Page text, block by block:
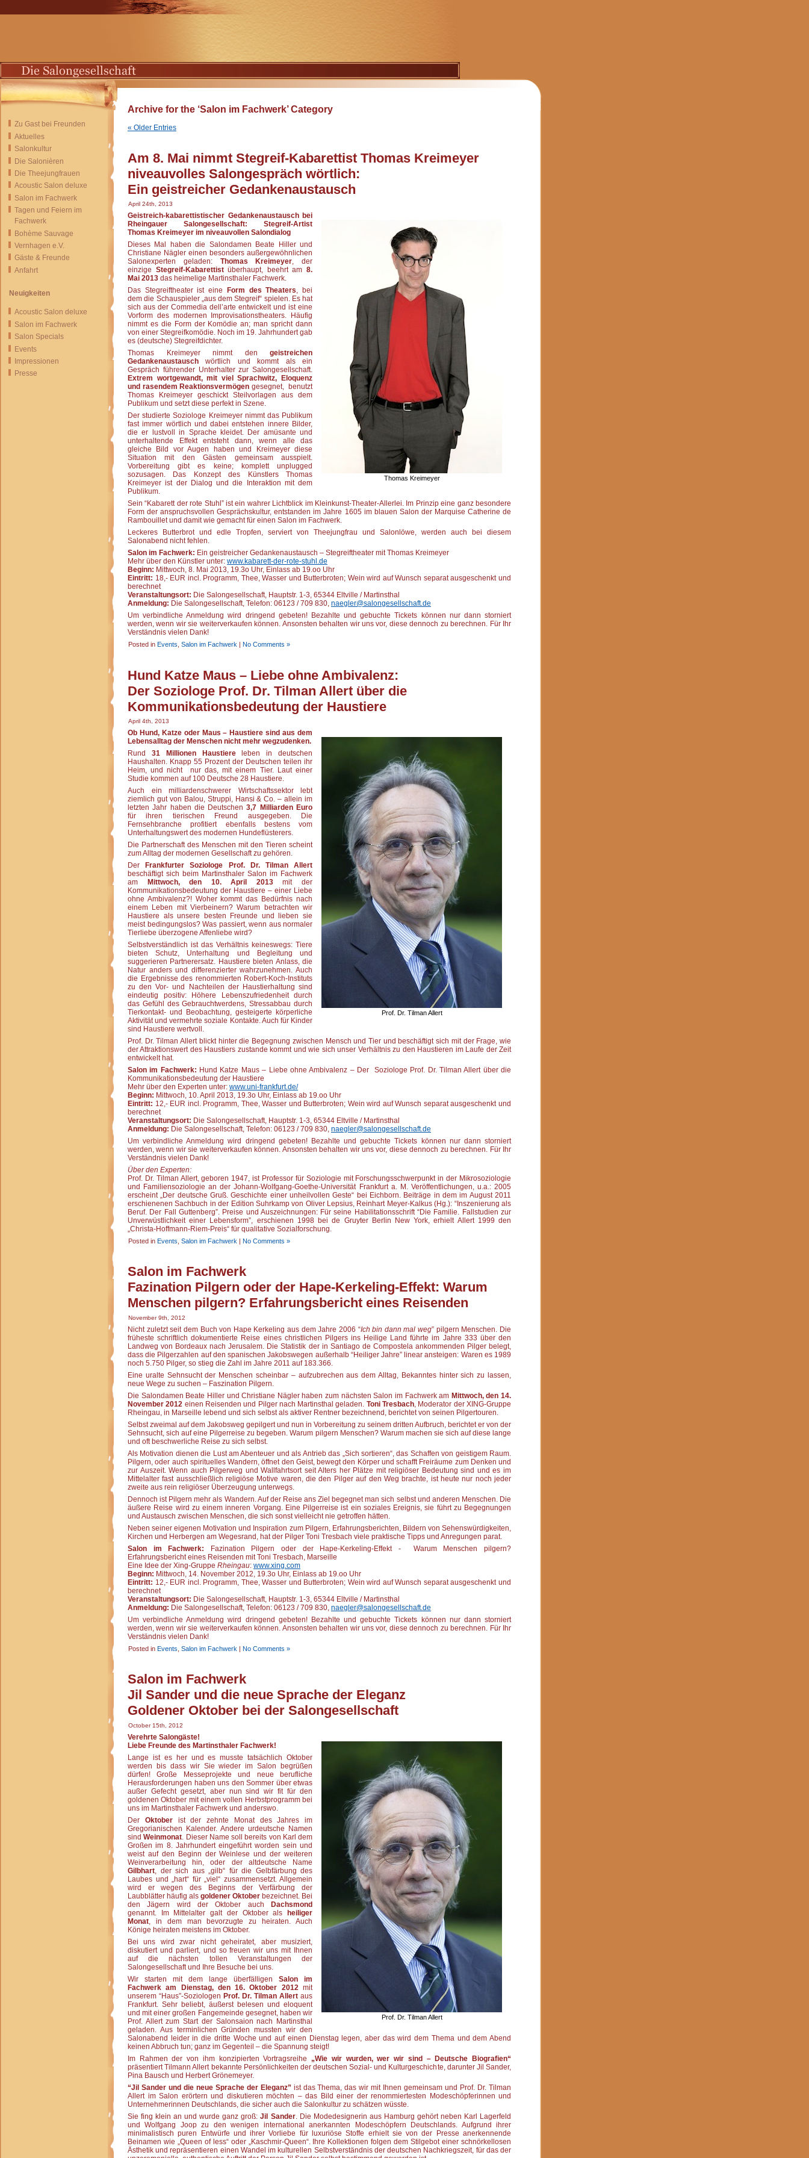
Zu Gast bei Freunden
Aktuelles
Salonkultur
Die Salonièren
Die Theejungfrauen
Acoustic Salon deluxe
Salon im Fachwerk
Tagen und Feiern im
Fachwerk
Bohème Sauvage
Vernhagen e.V.
Gäste & Freunde
Anfahrt
Neuigkeiten
Acoustic Salon deluxe
Salon im Fachwerk
Salon Specials
Events
Impressionen
Presse
Archive for the ‘Salon im Fachwerk’ Category
« Older Entries
Am 8. Mai nimmt Stegreif-Kabarettist Thomas Kreimeyer
niveauvolles Salongespräch wörtlich:
Ein geistreicher Gedankenaustausch
April 24th, 2013
Thomas Kreimeyer
Geistreich-kabarettistischer Gedankenaustausch bei
Rheingauer Salongesellschaft: Stegreif-Artist
Thomas Kreimeyer im niveauvollen Salondialog
Dieses Mal haben die Salondamen Beate Hiller und
Christiane Nägler einen besonders außergewöhnlichen
Salonexperten geladen: Thomas Kreimeyer, der
einzige Stegreif-Kabarettistüberhaupt, beehrt am8.
Mai 2013 das heimelige Martinsthaler Fachwerk.
Das Stegreiftheater ist eine
Form des Theaters, bei
dem die Schauspieler „aus dem Stegreif“ spielen. Es hat
sich aus der Commedia dell’arte entwickelt und ist eine
Vorform des modernen Improvisationstheaters. Häufig
nimmt es die Form der Komödie an; man spricht dann
von einer Stegreifkomödie. Noch im 19. Jahrhundert gab
es (deutsche) Stegreifdichter.
Thomas Kreimeyer nimmt den geistreichen
Gedankenaustausch wörtlich und kommt als ein
Gespräch führender Unterhalter zur Salongesellschaft.
Extrem wortgewandt, mit viel Sprachwitz, Eloquenz
und rasendem Reaktionsvermögen gesegnet, benutzt
Thomas Kreimeyer geschickt Steilvorlagen aus dem
Publikum und setzt diese perfekt in Szene.
Der studierte Soziologe Kreimeyer nimmt das Publikum
fast immer wörtlich und dabei entstehen innere Bilder,
die er lustvoll in Sprache kleidet. Der amüsante und
unterhaltende Effekt entsteht dann, wenn alle das
gleiche Bild vor Augen haben und Kreimeyer diese
Situation mit den Gästen gemeinsam ausspielt.
Vorbereitung gibt es keine; komplett unplugged
sozusagen. Das Konzept des Künstlers Thomas
Kreimeyer ist der Dialog und die Interaktion mit dem
Publikum.
Sein “Kabarett der rote Stuhl” ist ein wahrer Lichtblick im Kleinkunst-Theater-Allerlei. Im Prinzip eine ganz besondere
Form der anspruchsvollen Gesprächskultur, entstanden im Jahre 1605 im blauen Salon der Marquise Catherine de
Rambouillet und damit wie gemacht für einen Salon im Fachwerk.
Leckeres Butterbrot und edle Tropfen, serviert von Theejungfrau und Salonlöwe, werden auch bei diesem
Salonabend nicht fehlen.
Salon im Fachwerk: Ein geistreicher Gedankenaustausch – Stegreiftheater mit Thomas Kreimeyer
Mehr über den Künstler unter: www.kabarett-der-rote-stuhl.de
Beginn: Mittwoch, 8. Mai 2013, 19.3o Uhr, Einlass ab 19.oo Uhr
Eintritt: 18,- EUR incl. Programm, Thee, Wasser und Butterbroten; Wein wird auf Wunsch separat ausgeschenkt und
berechnet
Veranstaltungsort: Die Salongesellschaft, Hauptstr. 1-3, 65344 Eltville / Martinsthal
Anmeldung: Die Salongesellschaft, Telefon: 06123 / 709 830, naegler@salongesellschaft.de
Um verbindliche Anmeldung wird dringend gebeten! Bezahlte und gebuchte Tickets können nur dann storniert
werden, wenn wir sie weiterverkaufen können. Ansonsten behalten wir uns vor, diese dennoch zu berechnen. Für Ihr
Verständnis vielen Dank!
Posted in Events Salon im Fachwerk No Comments »
Hund Katze Maus – Liebe ohne Ambivalenz:
Der Soziologe Prof. Dr. Tilman Allert über die
Kommunikationsbedeutung der Haustiere
April 4th, 2013
Prof. Dr. Tilman Allert
Ob Hund, Katze oder Maus – Haustiere sind aus dem
Lebensalltag der Menschen nicht mehr wegzudenken.
Rund 31 Millionen Haustiereleben in deutschen
Haushalten. Knapp 55 Prozent der Deutschen teilen ihr
Heim, und nicht nur das, mit einem Tier. Laut einer
Studie kommen auf 100 Deutsche 28 Haustiere.
Auch ein milliardenschwerer Wirtschaftssektor lebt
ziemlich gut von Balou, Struppi, Hansi & Co. – allein im
letzten Jahr haben die Deutschen3,7 Milliarden Euro
für ihren tierischen Freund ausgegeben. Die
Fernsehbranche profitiert ebenfalls bestens vom
Unterhaltungswert des modernen Hundeflüsterers.
Die Partnerschaft des Menschen mit den Tieren scheint
zum Alltag der modernen Gesellschaft zu gehören.
Der
Frankfurter Soziologe Prof. Dr. Tilman Allert
beschäftigt sich beim Martinsthaler Salon im Fachwerk
am
Mittwoch, den 10. April 2013mit der
Kommunikationsbedeutung der Haustiere – einer Liebe
ohne Ambivalenz?! Woher kommt das Bedürfnis nach
einem Leben mit Vierbeinern? Warum betrachten wir
Haustiere als unsere besten Freunde und lieben sie
meist bedingungslos? Was passiert, wenn aus normaler
Tierliebe überzogene Affenliebe wird?
Selbstverständlich ist das Verhältnis keineswegs: Tiere
bieten Schutz, Unterhaltung und Begleitung und
suggerieren Partnerersatz. Haustiere bieten Anlass, die
Natur anders und differenzierter wahrzunehmen. Auch
die Ergebnisse des renommierten Robert-Koch-Instituts
zu den Vor- und Nachteilen der Haustierhaltung sind
eindeutig positiv: Höhere Lebenszufriedenheit durch
das Gefühl des Gebrauchtwerdens, Stressabbau durch
Tierkontakt- und Beobachtung, gesteigerte körperliche
Aktivität und vermehrte soziale Kontakte. Auch für Kinder
sind Haustiere wertvoll.
Prof. Dr. Tilman Allert blickt hinter die Begegnung zwischen Mensch und Tier und beschäftigt sich mit der Frage, wie
der Attraktionswert des Haustiers zustande kommt und wie sich unser Verhältnis zu den Haustieren im Laufe der Zeit
entwickelt hat.
Salon im Fachwerk: Hund Katze Maus – Liebe ohne Ambivalenz – Der Soziologe Prof. Dr. Tilman Allert über die
Kommunikationsbedeutung der Haustiere
Mehr über den Experten unter: www.uni-frankfurt.de/
Beginn: Mittwoch, 10. April 2013, 19.3o Uhr, Einlass ab 19.oo Uhr
Eintritt: 12,- EUR incl. Programm, Thee, Wasser und Butterbroten; Wein wird auf Wunsch separat ausgeschenkt und
berechnet
Veranstaltungsort: Die Salongesellschaft, Hauptstr. 1-3, 65344 Eltville / Martinsthal
Anmeldung: Die Salongesellschaft, Telefon: 06123 / 709 830, naegler@salongesellschaft.de
Um verbindliche Anmeldung wird dringend gebeten! Bezahlte und gebuchte Tickets können nur dann storniert
werden, wenn wir sie weiterverkaufen können. Ansonsten behalten wir uns vor, diese dennoch zu berechnen. Für Ihr
Verständnis vielen Dank!
Über den Experten:
Prof. Dr. Tilman Allert, geboren 1947, ist Professor für Soziologie mit Forschungsschwerpunkt in der Mikrosoziologie
und Familiensoziologie an der Johann-Wolfgang-Goethe-Universität Frankfurt a. M. Veröffentlichungen, u.a.: 2005
erscheint „Der deutsche Gruß. Geschichte einer unheilvollen Geste“ bei Eichborn. Beiträge in dem im August 2011
erschienenen Sachbuch in der Edition Suhrkamp von Oliver Lepsius, Reinhart Meyer-Kalkus (Hg.): “Inszenierung als
Beruf. Der Fall Guttenberg”. Preise und Auszeichnungen: Für seine Habilitationsschrift “Die Familie. Fallstudien zur
Unverwüstlichkeit einer Lebensform”, erschienen 1998 bei de Gruyter Berlin New York, erhielt Allert 1999 den
„Christa-Hoffmann-Riem-Preis“ für qualitative Sozialforschung.
Posted in Events Salon im Fachwerk | No Comments »
Salon im Fachwerk
Fazination Pilgern oder der Hape-Kerkeling-Effekt: Warum
Menschen pilgern? Erfahrungsbericht eines Reisenden
November 9th, 2012
Nicht zuletzt seit dem Buch von Hape Kerkeling aus dem Jahre 2006 “Ich bin dann mal weg” pilgern Menschen. Die
früheste schriftlich dokumentierte Reise eines christlichen Pilgers ins Heilige Land führte im Jahre 333 über den
Landweg von Bordeaux nach Jerusalem. Die Statistik der in Santiago de Compostela ankommenden Pilger belegt,
dass die Pilgerzahlen auf den spanischen Jakobswegen außerhalb “Heiliger Jahre” linear ansteigen: Waren es 1989
noch 5.750 Pilger, so stieg die Zahl im Jahre 2011 auf 183.366.
Eine uralte Sehnsucht der Menschen scheinbar – aufzubrechen aus dem Alltag, Bekanntes hinter sich zu lassen,
neue Wege zu suchen – Faszination Pilgern.
Die Salondamen Beate Hiller und Christiane Nägler haben zum nächsten Salon im Fachwerk am Mittwoch, den 14.
November 2012 einen Reisenden und Pilger nach Martinsthal geladen. Toni Tresbach, Moderator der XING-Gruppe
Rheingau, in Marseille lebend und sich selbst als aktiver Rentner bezeichnend, berichtet von seinen Pilgertouren.
Selbst zweimal auf dem Jakobsweg gepilgert und nun in Vorbereitung zu seinem dritten Aufbruch, berichtet er von der
Sehnsucht, sich auf eine Pilgerreise zu begeben. Warum pilgern Menschen? Warum machen sie sich auf diese lange
und oft beschwerliche Reise zu sich selbst.
Als Motivation dienen die Lust am Abenteuer und als Antrieb das „Sich sortieren“, das Schaffen von geistigem Raum.
Pilgern, oder auch spirituelles Wandern, öffnet den Geist, bewegt den Körper und schafft Freiräume zum Denken und
zur Auszeit. Wenn auch Pilgerweg und Wallfahrtsort seit Alters her Plätze mit religiöser Bedeutung sind und es im
Mittelalter fast ausschließlich religiöse Motive waren, die den Pilger auf den Weg brachte, ist heute nur noch jeder
zweite aus rein religiöser Überzeugung unterwegs.
Dennoch ist Pilgern mehr als Wandern. Auf der Reise ans Ziel begegnet man sich selbst und anderen Menschen. Die
äußere Reise wird zu einem inneren Vorgang. Eine Pilgerreise ist ein soziales Ereignis, sie führt zu Begegnungen
und Austausch zwischen Menschen, die sich sonst vielleicht nie getroffen hätten.
Neben seiner eigenen Motivation und Inspiration zum Pilgern, Erfahrungsberichten, Bildern von Sehenswürdigkeiten,
Kirchen und Herbergen am Wegesrand, hat der Pilger Toni Tresbach viele praktische Tipps und Anregungen parat.
Salon im Fachwerk: Fazination Pilgern oder der Hape-Kerkeling-Effekt - Warum Menschen pilgern?
Erfahrungsbericht eines Reisenden mit Toni Tresbach, Marseille
Eine Idee der Xing-Gruppe Rheingau: www.xing.com
Beginn: Mittwoch, 14. November 2012, 19.3o Uhr, Einlass ab 19.oo Uhr
Eintritt: 12,- EUR incl. Programm, Thee, Wasser und Butterbroten; Wein wird auf Wunsch separat ausgeschenkt und
berechnet
Veranstaltungsort: Die Salongesellschaft, Hauptstr. 1-3, 65344 Eltville / Martinsthal
Anmeldung: Die Salongesellschaft, Telefon: 06123 / 709 830, naegler@salongesellschaft.de
Um verbindliche Anmeldung wird dringend gebeten! Bezahlte und gebuchte Tickets können nur dann storniert
werden, wenn wir sie weiterverkaufen können. Ansonsten behalten wir uns vor, diese dennoch zu berechnen. Für Ihr
Verständnis vielen Dank!
Posted in Events Salon im Fachwerk | No Comments »
Salon im Fachwerk
Jil Sander und die neue Sprache der Eleganz
Goldener Oktober bei der Salongesellschaft
October 15th, 2012
Prof. Dr. Tilman Allert
Verehrte Salongäste!
Liebe Freunde des Martinsthaler Fachwerk!
Lange ist es her und es musste tatsächlich Oktober
werden bis dass wir Sie wieder im Salon begrüßen
dürfen! Große Messeprojekte und neue berufliche
Herausforderungen haben uns den Sommer über etwas
außer Gefecht gesetzt, aber nun sind wir fit für den
goldenen Oktober mit einem vollen Herbstprogramm bei
uns im Martinsthaler Fachwerk und anderswo.
Der Oktoberist der zehnte Monat des Jahres im
Gregorianischen Kalender. Andere urdeutsche Namen
sindWeinmonat . Dieser Name soll bereits von Karl dem
Großen im 8. Jahrhundert eingeführt worden sein und
weist auf den Beginn der Weinlese und der weiteren
Weinverarbeitung hin, oder der altdeutsche Name
Gilbhart , der sich aus „gilb“ für die Gelbfärbung des
Laubes und „hart“ für „viel“ zusammensetzt. Allgemein
wird er wegen des Beginns der Verfärbung der
Laubblätter häufig als goldener Oktober bezeichnet. Bei
den Jägern wird der Oktober auch Dachsmond
genannt. Im Mittelalter galt der Oktober als heiliger
Monat , in dem man bevorzugte zu heiraten. Auch
Könige heiraten meistens im Oktober.
Bei uns wird zwar nicht geheiratet, aber musiziert,
diskutiert und parliert, und so freuen wir uns mit Ihnen
auf die nächsten tollen Veranstaltungen der
Salongesellschaft und Ihre Besuche bei uns.
Wir starten mit dem lange überfälligen Salon im
Fachwerk am Dienstag, den 16. Oktober 2012 mit
unserem “Haus”-Soziologen Prof. Dr. Tilman Allert aus
Frankfurt. Sehr beliebt, äußerst belesen und eloquent
und mit einer großen Fangemeinde gesegnet, haben wir
Prof. Allert zum Start der Salonsaion nach Martinsthal
geladen. Aus terminlichen Gründen mussten wir den
Salonabend leider in die dritte Woche und auf einen Dienstag legen, aber das wird dem Thema und dem Abend
keinen Abbruch tun; ganz im Gegenteil – die Spannung steigt!
Im Rahmen der von ihm konzipierten Vortragsreihe „Wie wir wurden, wer wir sind – Deutsche Biografien“
präsentiert Tilmann Allert bekannte Persönlichkeiten der deutschen Sozial- und Kulturgeschichte, darunter Jil Sander,
Pina Bausch und Herbert Grönemeyer.
“Jil Sander und die neue Sprache der Eleganz”ist das Thema, das wir mit Ihnen gemeinsam und Prof. Dr. Tilman
Allert im Salon erörtern und diskutieren möchten – das Bild einer der renommiertesten Modeschöpferinnen und
Unternehmerinnen Deutschlands, die sicher auch die Salonkultur zu schätzen wüsste.
Sie fing klein an und wurde ganz groß:Jil Sander. Die Modedesignerin aus Hamburg gehört neben Karl Lagerfeld
und Wolfgang Joop zu den wenigen international anerkannten Modeschöpfern Deutschlands. Aufgrund ihrer
minimalistisch puren Entwürfe und ihrer Vorliebe für luxuriöse Stoffe erhielt sie von der Presse anerkennende
Beinamen wie „Queen of less“ oder „Kaschmir-Queen“. Ihre Kollektionen folgen dem Stilgebot einer schnörkellosen
Ästhetik und repräsentieren einen Wandel im kulturellen Selbstverständnis der deutschen Nachkriegszeit, für das der